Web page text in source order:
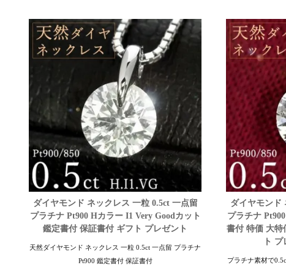
ダイヤモンド ネックレス 一粒 0.5ct 一点留
プラチナ Pt900 Hカラー I1 Very Goodカット
鑑定書付 保証書付 ギフト プレゼント
天然ダイヤモンド ネックレス 一粒 0.5ct 一点留 プラチナ
Pt900 鑑定書付 保証書付
ダイヤモンド
プラチナ
書付 特価 大特
ト
プラチナ素材で